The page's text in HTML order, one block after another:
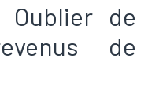
de
de